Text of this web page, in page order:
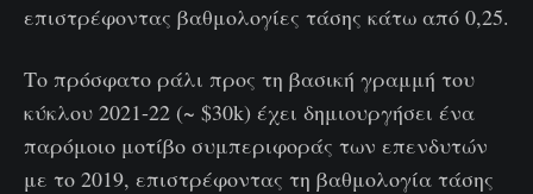
επιστρέφοντας βαθμολογίες τάσης κάτω από 0,25.
Το πρόσφατο ράλι προς τη βασική γραμμή του
κύκλου 2021-22 (~ $30k) έχει δημιουργήσει ένα
παρόμοιο μοτίβο συμπεριφοράς των επενδυτών
με το 2019, επιστρέφοντας τη βαθμολογία τάσης